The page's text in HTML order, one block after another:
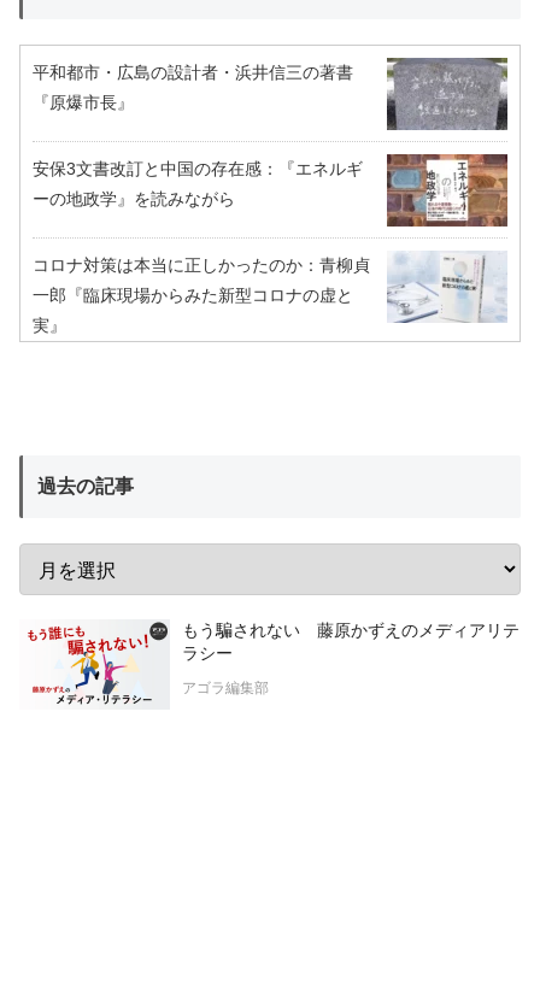
平和都市・広島の設計者・浜井信三の著書
『原爆市長』
安保3文書改訂と中国の存在感：『エネルギ
ーの地政学』を読みながら
コロナ対策は本当に正しかったのか：青柳貞
一郎『臨床現場からみた新型コロナの虚と
実』
過去の記事
もう騙されない 藤原かずえのメディアリテ
ラシー
アゴラ編集部